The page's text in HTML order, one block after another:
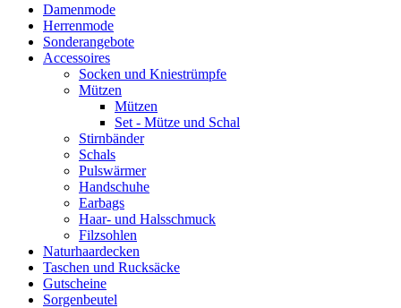
Damenmode
Herrenmode
Sonderangebote
Accessoires
Socken und Kniestrümpfe
Mützen
Mützen
Set - Mütze und Schal
Stirnbänder
Schals
Pulswärmer
Handschuhe
Earbags
Haar- und Halsschmuck
Filzsohlen
Naturhaardecken
Taschen und Rucksäcke
Gutscheine
Sorgenbeutel